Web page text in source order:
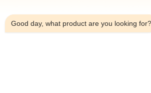
Good day, what product are you looking for?